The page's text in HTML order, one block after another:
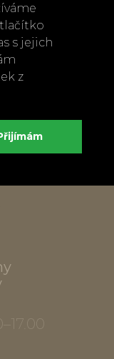
s jejich
z